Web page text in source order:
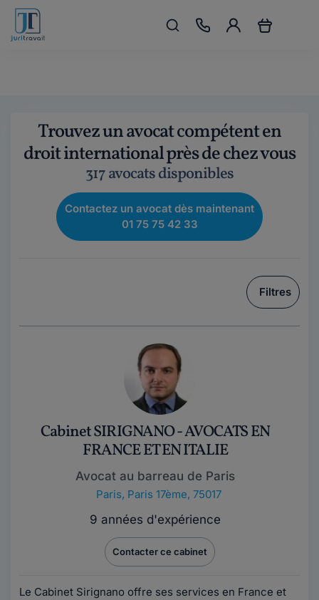
Trouvez un avocat compétent en
droit international près de chez vous
317 avocats disponibles
Contactez un avocat dès maintenant
01 75 75 42 33
Filtres
Cabinet SIRIGNANO - AVOCATS EN
FRANCE ET EN ITALIE
Avocat au barreau de Paris
Paris, Paris 17ème, 75017
9 années d'expérience
Contacter ce cabinet
Le Cabinet Sirignano offre ses services en France et